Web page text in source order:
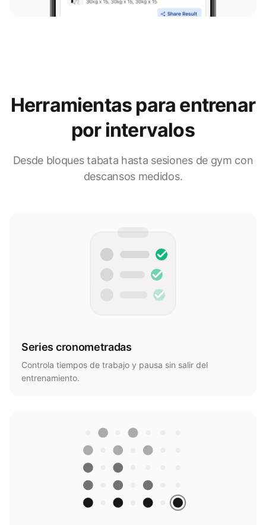
Herramientas para entrenar
por intervalos
Desde bloques tabata hasta sesiones de gym con
descansos medidos.
Series cronometradas
Controla tiempos de trabajo y pausa sin salir del
entrenamiento.